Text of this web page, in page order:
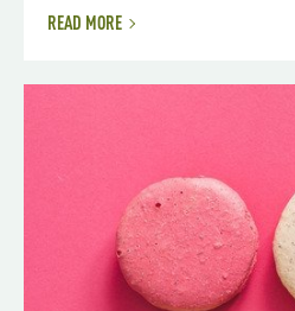
READ MORE